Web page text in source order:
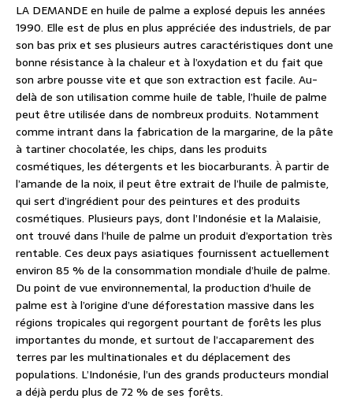
LA DEMANDE en huile de palme a explosé depuis les années
1990. Elle est de plus en plus appréciée des industriels, de par
son bas prix et ses plusieurs autres caractéristiques dont une
bonne résistance à la chaleur et à l’oxydation et du fait que
son arbre pousse vite et que son extraction est facile. Au-
delà de son utilisation comme huile de table, l’huile de palme
peut être utilisée dans de nombreux produits. Notamment
comme intrant dans la fabrication de la margarine, de la pâte
à tartiner chocolatée, les chips, dans les produits
cosmétiques, les détergents et les biocarburants. À partir de
l’amande de la noix, il peut être extrait de l’huile de palmiste,
qui sert d’ingrédient pour des peintures et des produits
cosmétiques. Plusieurs pays, dont l’Indonésie et la Malaisie,
ont trouvé dans l’huile de palme un produit d’exportation très
rentable. Ces deux pays asiatiques fournissent actuellement
environ 85 % de la consommation mondiale d’huile de palme.
Du point de vue environnemental, la production d’huile de
palme est à l’origine d’une déforestation massive dans les
régions tropicales qui regorgent pourtant de forêts les plus
importantes du monde, et surtout de l’accaparement des
terres par les multinationales et du déplacement des
populations. L’Indonésie, l’un des grands producteurs mondial
a déjà perdu plus de 72 % de ses forêts.